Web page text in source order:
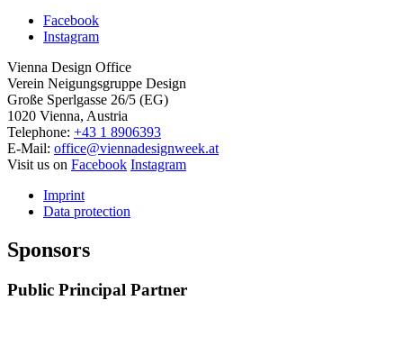
Facebook
Instagram
Vienna Design Office
Verein Neigungsgruppe Design
Große Sperlgasse 26/5 (EG)
1020 Vienna, Austria
Telephone: +43 1 8906393
E-Mail: office@viennadesignweek.at
Visit us on Facebook Instagram
Imprint
Data protection
Sponsors
Public Principal Partner